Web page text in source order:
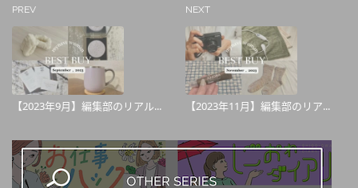
PREV
【2023年9月】編集部のリアル...
NEXT
【2023年11月】編集部のリア...